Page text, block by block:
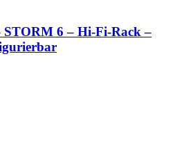
6 – Hi-Fi-Rack –